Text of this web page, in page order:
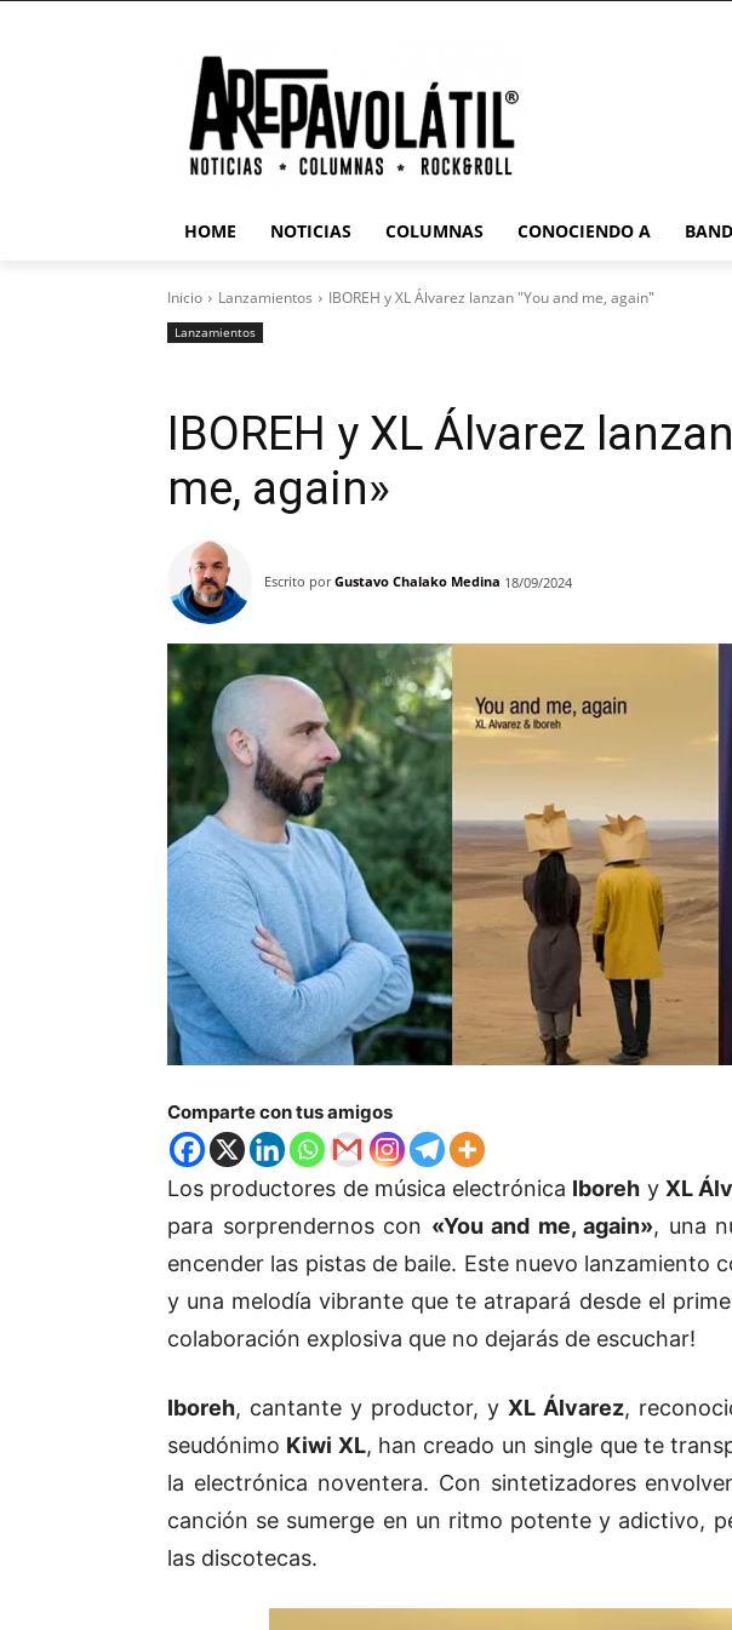
HOME NOTICIAS COLUMNAS CONOCIENDO A
Inicio Lanzamientos IBOREH y XL Álvarez lanzan "You and me, again"
Lanzamientos
IBOREH y XL Álvarez
me, again»
Escrito por Gustavo Chalako Medina 18/09/2024
Comparte con tus amigos
Los productores de música electrónica Iboreh y XL
para sorprendernos con «You and me, again», una
encender las pistas de baile. Este nuevo lanzamiento
y una melodía vibrante que te atrapará desde el
colaboración explosiva que no dejarás de escuchar!
Iboreh, cantante y productor, y XL Álvarez,
seudónimo Kiwi XL, han creado un single que te
la electrónica noventera. Con sintetizadores
canción se sumerge en un ritmo potente y adictivo,
las discotecas.